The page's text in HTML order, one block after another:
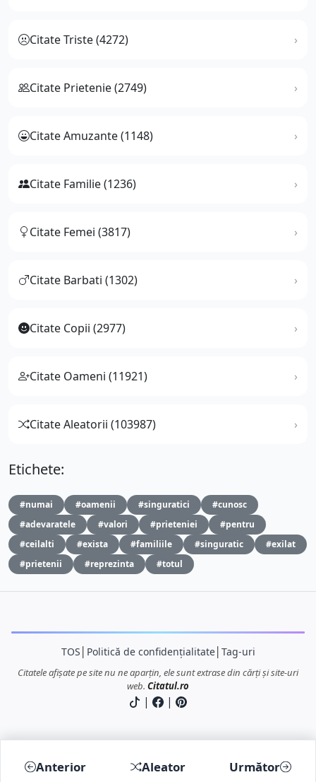
Anterior Aleator Următor
Citate Triste (4272)
Citate Prietenie (2749)
Citate Amuzante (1148)
Citate Familie (1236)
Citate Femei (3817)
Citate Barbati (1302)
Citate Copii (2977)
Citate Oameni (11921)
Citate Aleatorii (103987)
Etichete:
#numai #oamenii #singuratici
#cunosc
#adevaratele
#valori #prieteniei
#pentru
#ceilalti
#exista #familiile #singuratic
#exilat
#prietenii
#reprezinta #totul
TOS Politică de confidențialitate│ Tag-uri
Citatele afișate pe site nu ne aparțin, ele sunt extrase din cărți și site-uri
web. Citatul.ro
| |